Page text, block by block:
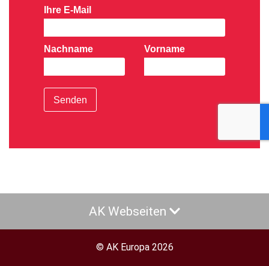
Ihre E-Mail
Nachname Vorname
Senden
AK Webseiten
© AK Europa 2026